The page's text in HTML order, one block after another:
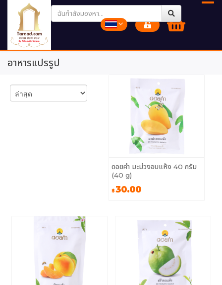
อาหารแปรรูป
ดอยคำ มะม่วงอบแห้ง 40 กรัม
(40 g)
฿30.00